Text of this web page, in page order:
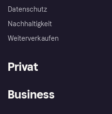
Datenschutz
Nachhaltigkeit
Weiterverkaufen
Privat
Business